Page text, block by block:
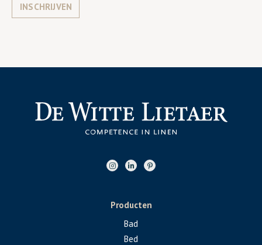
INSCHRIJVEN
Producten
Bad
Bed